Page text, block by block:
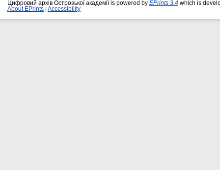
Цифровий архів Острозької академії is powered by EPrints 3.4 which is
About EPrints
Accessibility